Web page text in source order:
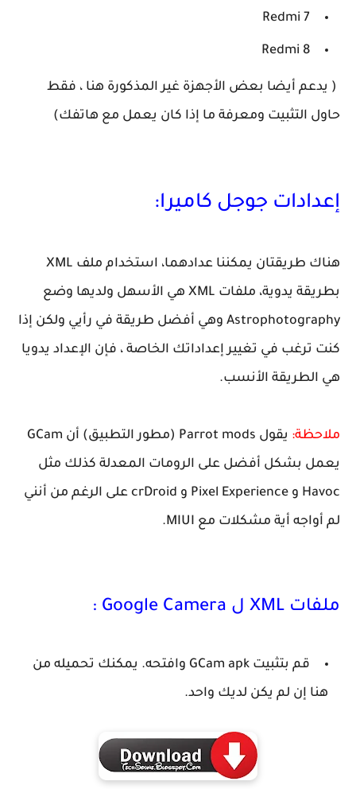
Redmi 7
Redmi 8
( يدعم أيضا بعض الأجهزة غير المذكورة هنا ، فقط
حاول التثبيت ومعرفة ما إذا كان يعمل مع هاتفك)
إعدادات جوجل كاميرا:
هناك طريقتان
يمكننا عدادهما، استخدام ملف XML
بطريقة يدوية، ملفات XML هي الأسهل ولديها وضع
Astrophotography وهي أفضل طريقة في رأيي ولكن إذا
كنت ترغب في تغيير إعداداتك الخاصة ، فإن الإعداد يدويا
هي الطريقة الأنسب.
ملاحظة:
يقول Parrot mods (مطور التطبيق) أن GCam
يعمل بشكل أفضل على الرومات المعدلة كذلك مثل
Havoc و Pixel Experience و crDroid على الرغم من أنني
لم أواجه أية مشكلات مع MIUI.
ملفات XML ل Google Camera :
قم بتثبيت GCam apk وافتحه. يمكنك تحميله من
هنا إن لم يكن لديك واحد.